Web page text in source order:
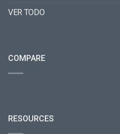
VER TODO
COMPARE
RESOURCES